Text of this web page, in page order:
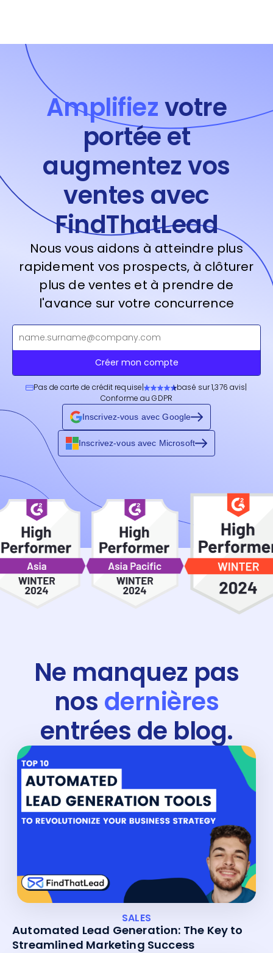
Amplifiezvotre
portée et
augmentez vos
ventes avec
FindThatLead
Nous vous aidons à atteindre plus
rapidement vos prospects, à clôturer
plus de ventes et à prendre de
l'avance sur votre concurrence
Créer mon compte
Pas de carte de crédit requise| basé sur 1,376 avis|
Conforme au GDPR
Inscrivez-vous avec Google
Inscrivez-vous avec Microsoft
Ne manquez pas
nos dernières
entrées de blog.
SALES
Automated Lead Generation: The Key to
Streamlined Marketing Success